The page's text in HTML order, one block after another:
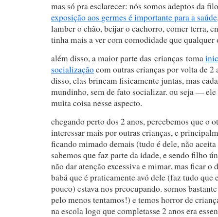
mas só pra esclarecer: nós somos adeptos da
exposição aos germes é importante para a saúde
lamber o chão, beijar o cachorro, comer terra,
tinha mais a ver com comodidade que qualquer
além disso, a maior parte das crianças toma
socializaçãocom outras crianças por volta de 2
disso, elas brincam fisicamente juntas, mas
mundinho, sem de fato socializar. ou seja — ele
muita coisa nesse aspecto.
chegando perto dos 2 anos, percebemos que o
interessar mais por outras crianças, e
ficando mimado demais (tudo é dele, não
sabemos que faz parte da idade, e sendo filho
não dar atenção excessiva e mimar. mas ficar o
babá que é praticamente avó dele (faz tudo que
pouco) estava nos preocupando. somos
pelo menos tentamos!) e temos horror de
na escola logo que completasse 2 anos era